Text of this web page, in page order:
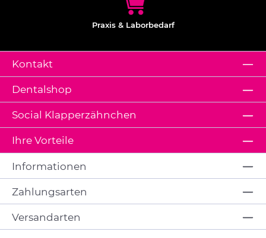
Praxis & Laborbedarf
Kontakt
Dentalshop
Ihre Vorteile
Social Klapperzähnchen
Informationen
Zahlungsarten
Versandarten